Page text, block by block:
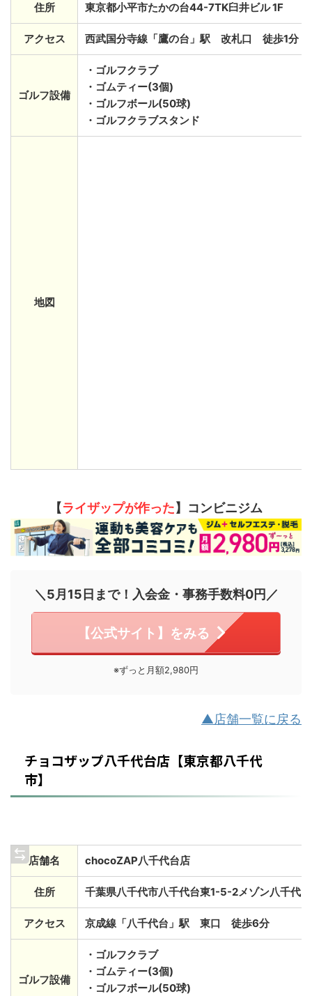
住所 東京都小平市たかの台44-7TK臼井ビル 1F
アクセス 西武国分寺線「鷹の台」駅 改札口 徒歩1分
ゴルフ設備
・ゴルフクラブ
・ゴムティー(3個)
・ゴルフボール(50球)
・ゴルフクラブスタンド
地図
【ライザップが作った】コンビニジム
＼5月15日まで！入会金・事務手数料0円／
【公式サイト】をみる
※ずっと月額2,980円
▲店舗一覧に戻る
チョコザップ八千代台店【東京都八千代
市】
店舗名 chocoZAP八千代台店
住所 千葉県八千代市八千代台東1-5-2メゾン八千代台
アクセス 京成線「八千代台」駅 東口 徒歩6分
ゴルフ設備
・ゴルフクラブ
・ゴムティー(3個)
・ゴルフボール(50球)